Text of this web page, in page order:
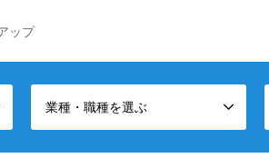
ップ
業種・職種を選ぶ